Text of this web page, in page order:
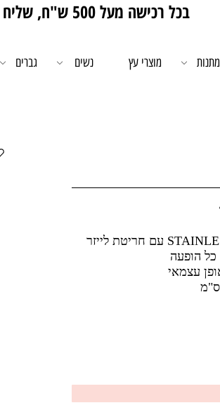
בכל רכישה מעל 500 ש"ח, שליח ב15 ש"ח + מתנה מסתורית 🎁
מתנות מוצרי עץ נשים גברים
הופעה
עצמאי